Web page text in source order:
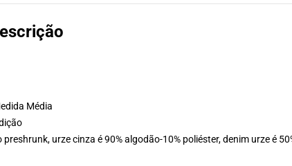
Média
urze cinza é 90% algodão-10% poliéster, denim urze é